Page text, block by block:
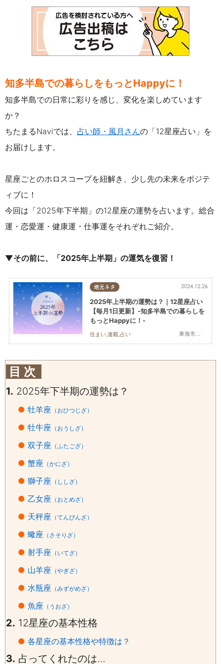
知多半島での暮らしをもっとHappyに！
知多半島での日常に彩りを感じ、変化を楽しめています
か？
ちたまるNaviでは、 占い師・風月さんの「12星座占い」を
お届けします。
星座ごとのホロスコープを紐解き、少し先の未来をポジテ
ィブに！
今回は「2025年下半期」の12星座の運勢を占います。総合
運・恋愛運・健康運・仕事運をそれぞれご紹介。
▼その前に、「2025年上半期」の運気を復習！
地元ネタ
東海市,大府市,知多市,東浦町,阿久比町,半田市,常滑市,武豊町,美浜町,南知多町
2024.12.26
2025年上半期の運勢は？｜12星座占い
【毎月1日更新】-知多半島での暮らしを
もっとHappyに！-
住まい,連載,占い
目 次
1. 2025年下半期の運勢は？
● 牡羊座 （おひつじざ）
● 牡牛座 （おうしざ）
● 双子座 （ふたござ）
● 蟹座 （かにざ）
● 獅子座 （ししざ）
● 乙女座 （おとめざ）
● 天秤座 （てんびんざ）
● 蠍座 （さそりざ）
● 射手座 （いてざ）
● 山羊座 （やぎざ）
● 水瓶座 （みずがめざ）
● 魚座 （うおざ）
2. 12星座の基本性格
● 各星座の基本性格や特徴は？
3. 占ってくれたのは…